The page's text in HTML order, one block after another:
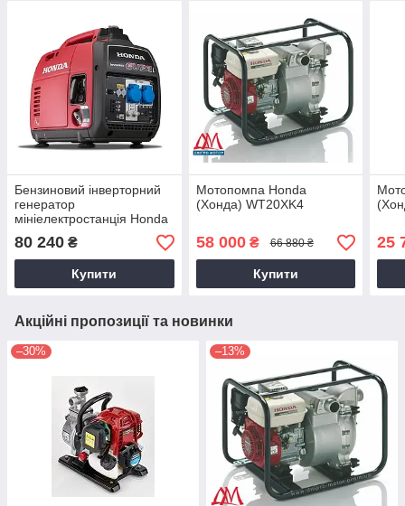
Бензиновий інверторний
генератор
мініелектростанція Honda
EU22I
80 240 ₴
Купити
Мотопомпа Honda
(Хонда) WT20XK4
58 000₴ 66 880 ₴
Купити
25
Акційні пропозиції та новинки
–30% –13%